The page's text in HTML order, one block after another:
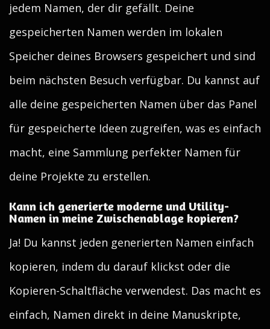
jedem Namen, der dir gefällt. Deine
gespeicherten Namen werden im lokalen
Speicher deines Browsers gespeichert und sind
beim nächsten Besuch verfügbar. Du kannst auf
alle deine gespeicherten Namen über das Panel
für gespeicherte Ideen zugreifen, was es einfach
macht, eine Sammlung perfekter Namen für
deine Projekte zu erstellen.
Kann ich generierte moderne und Utility-
Namen in meine Zwischenablage kopieren?
Ja! Du kannst jeden generierten Namen einfach
kopieren, indem du darauf klickst oder die
Kopieren-Schaltfläche verwendest. Das macht es
einfach, Namen direkt in deine Manuskripte,